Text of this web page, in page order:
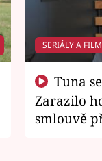
SERIÁLY A
Zarazilo
smlouvě